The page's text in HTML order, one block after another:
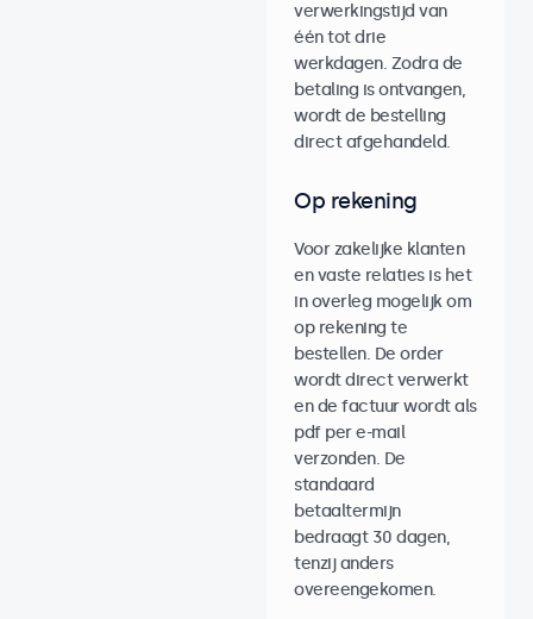
verwerkingstijd van
één tot drie
werkdagen. Zodra de
betaling is ontvangen,
wordt de bestelling
direct afgehandeld.
Op rekening
Voor zakelijke klanten
en vaste relaties is het
in overleg mogelijk om
op rekening te
bestellen. De order
wordt direct verwerkt
en de factuur wordt als
pdf per e-mail
verzonden. De
standaard
betaaltermijn
bedraagt 30 dagen,
tenzij anders
overeengekomen.